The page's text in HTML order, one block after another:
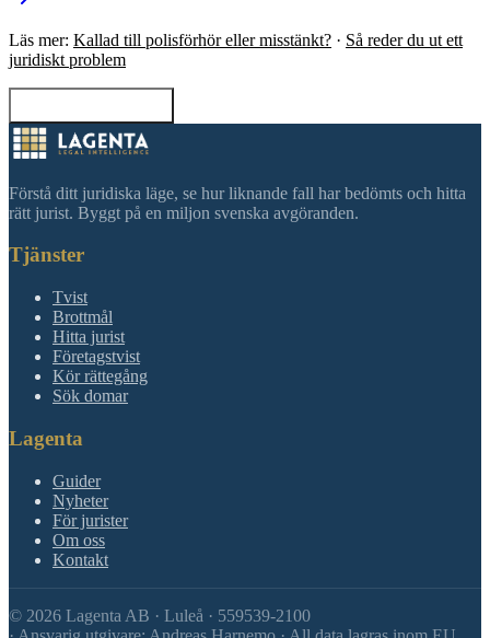
Läs mer: Kallad till polisförhör eller misstänkt? · Så reder du ut ett
juridiskt problem
Förstå ditt juridiska läge, se hur liknande fall har bedömts och hitta
rätt jurist. Byggt på en miljon svenska avgöranden.
Tjänster
Tvist
Brottmål
Hitta jurist
Företagstvist
Kör rättegång
Sök domar
Lagenta
Guider
Nyheter
För jurister
Om oss
Kontakt
© 2026 Lagenta AB · Luleå · 559539-2100